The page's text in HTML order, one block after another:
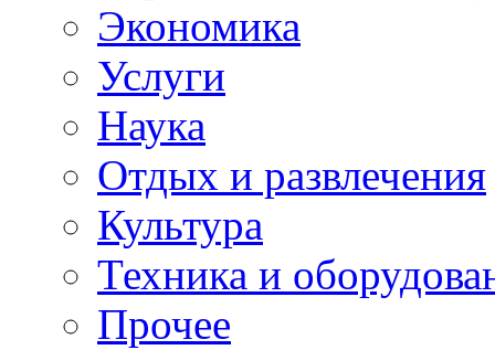
Экономика
Услуги
Наука
Отдых и развлечения
Культура
Техника и
Прочее